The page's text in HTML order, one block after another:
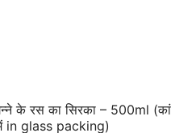
के रस का सिरका – 500ml